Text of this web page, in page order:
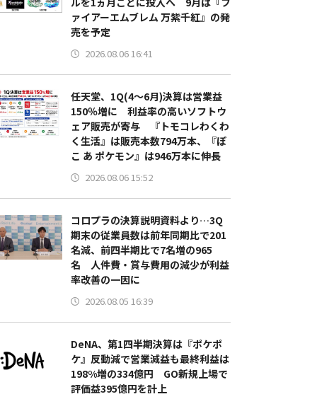
ァイアーエムブレム 万紫千紅』の発
売を予定
2026.08.06 16:41
任天堂、1Q(4～6月)決算は営業益
150％増に 利益率の高いソフトウ
ェア販売が寄与 『トモコレわくわ
く生活』は販売本数794万本、『ぽ
こ あ ポケモン』は946万本に伸長
2026.08.06 15:52
コロプラの決算説明資料より…3Q
期末の従業員数は前年同期比で201
名減、前四半期比で7名増の965
名 人件費・賞与費用の減少が利益
率改善の一因に
2026.08.05 16:39
DeNA、第1四半期決算は『ポケポ
ケ』反動減で営業減益も最終利益は
198%増の334億円 GO新規上場で
評価益395億円を計上